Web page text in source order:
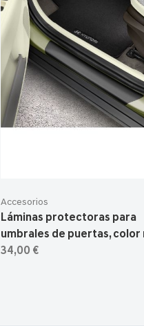
Accesorios
Láminas protectoras para
umbrales de puertas, color
34,00 €